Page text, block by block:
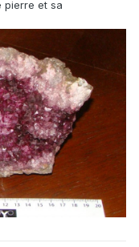
pierre et sa